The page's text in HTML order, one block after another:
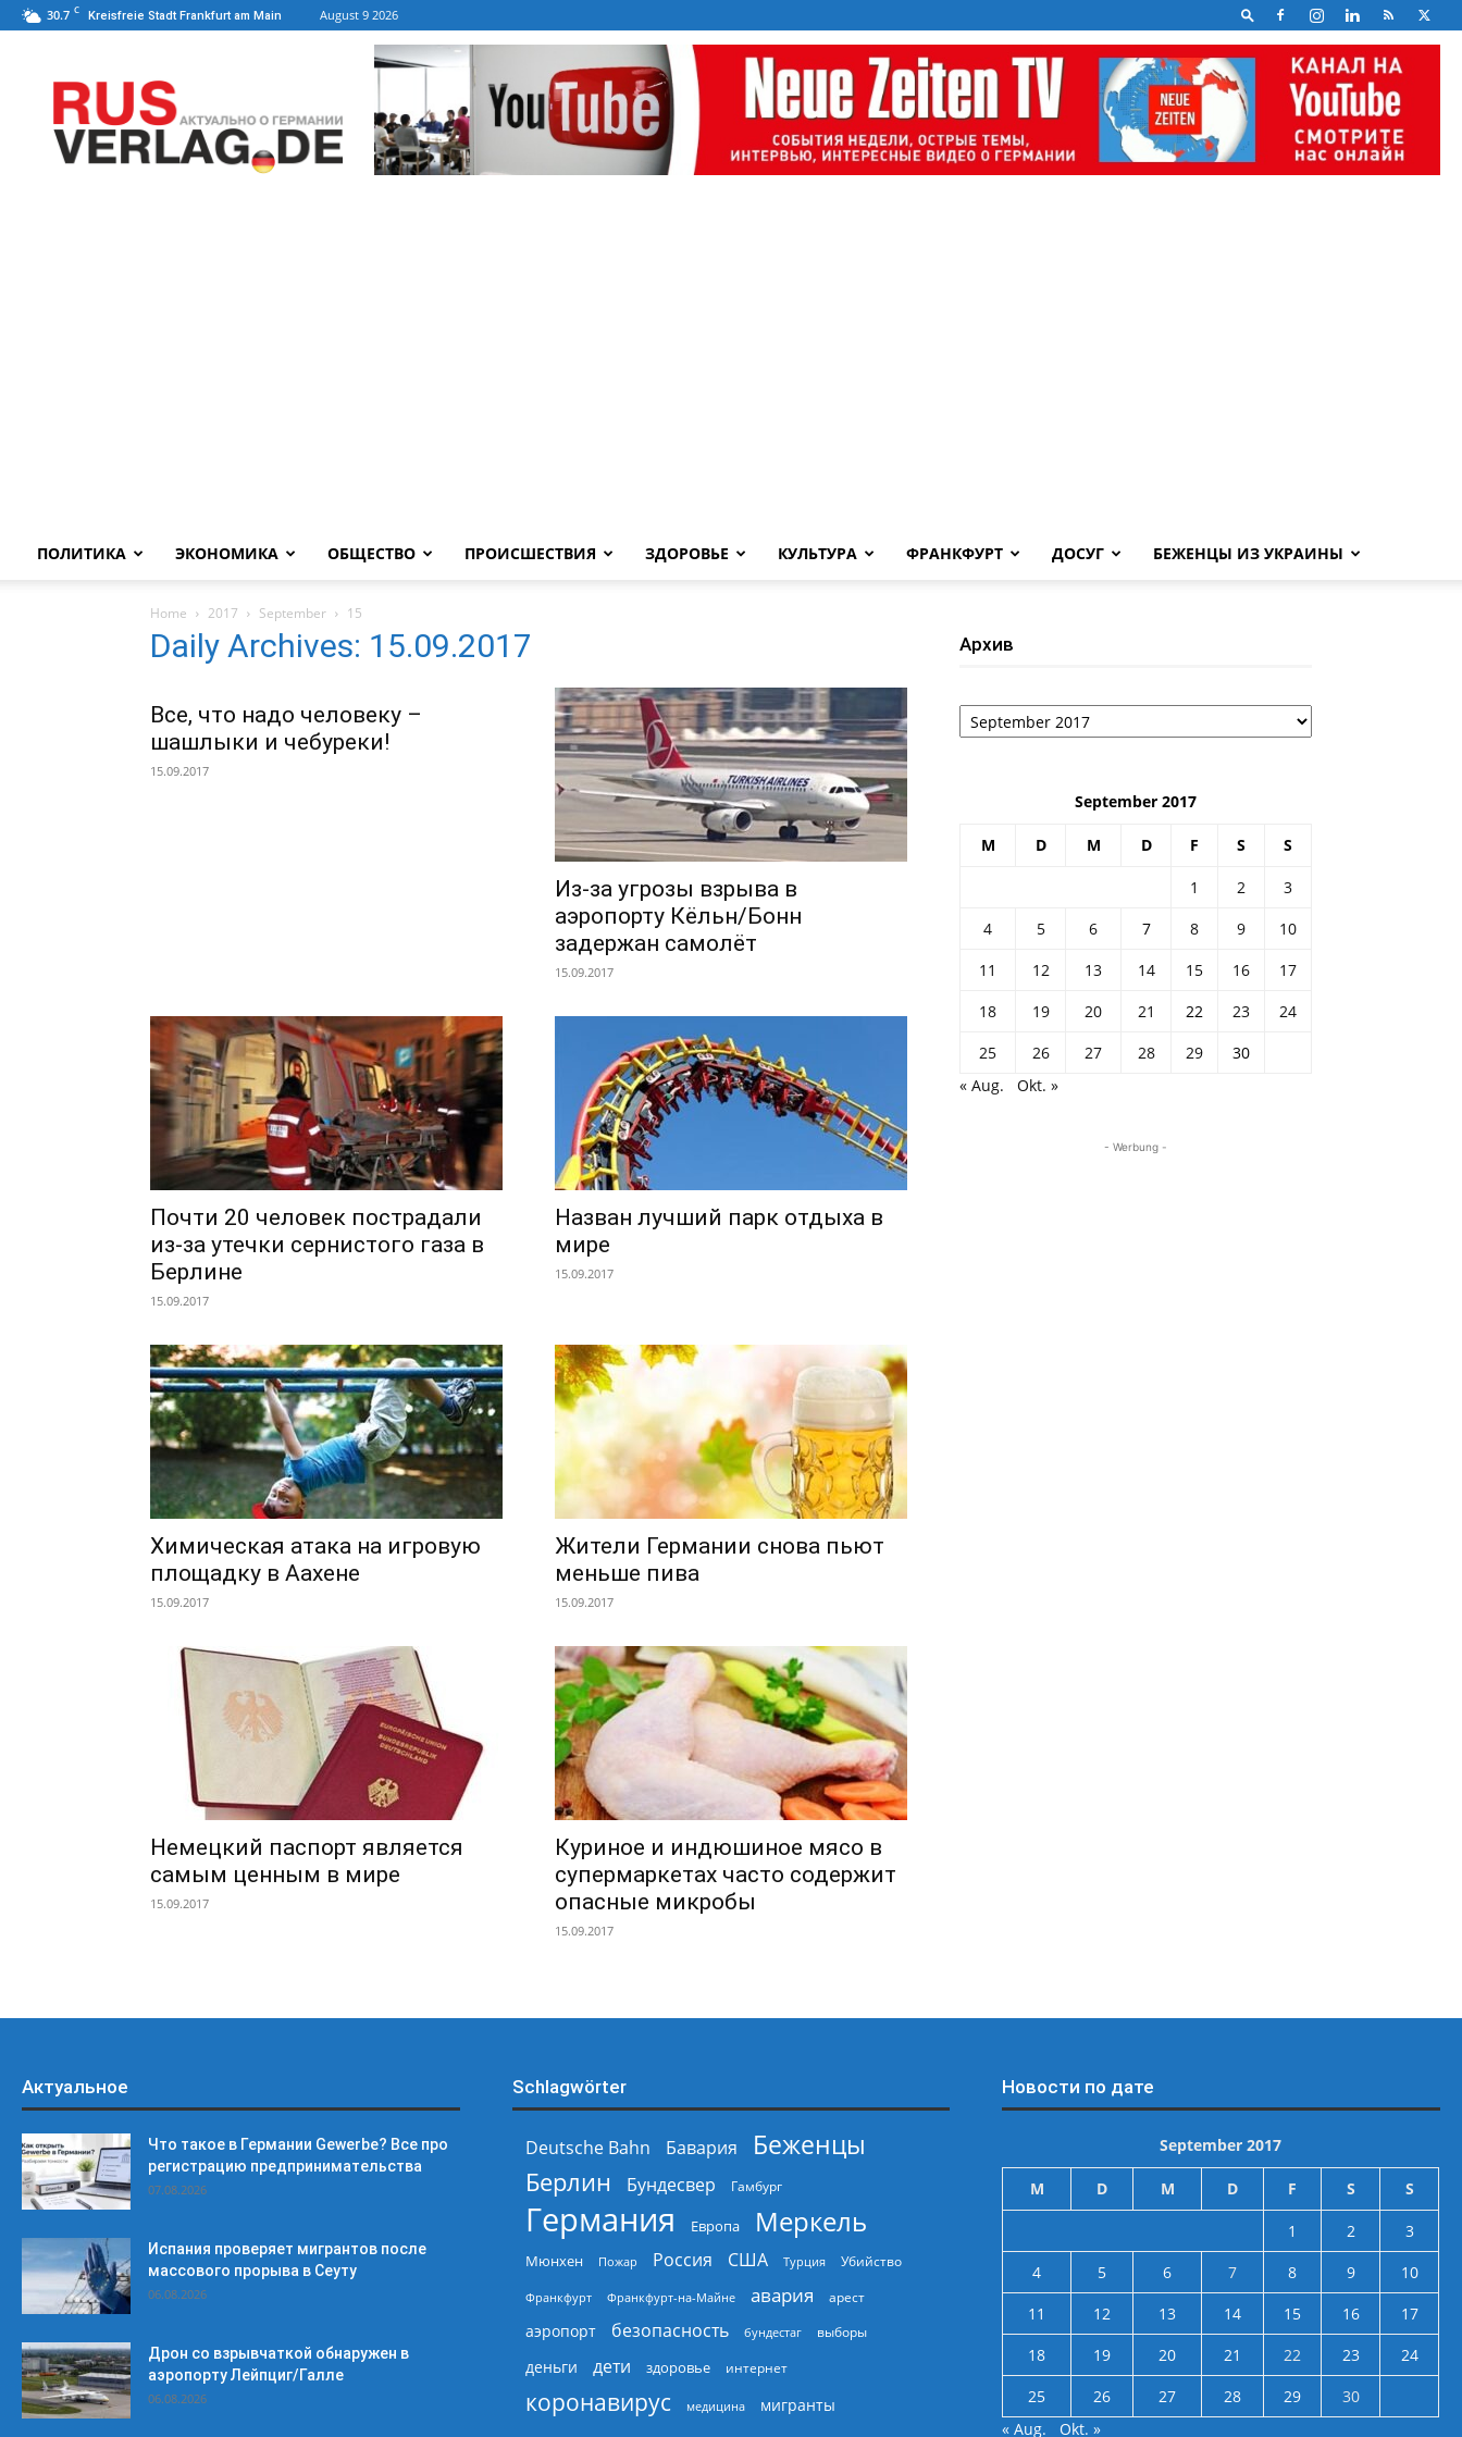
30.7 C Kreisfreie Stadt Frankfurt am Main August 9 2026
ПОЛИТИКА ЭКОНОМИКА ОБЩЕСТВО ПРОИСШЕСТВИЯ ЗДОРОВЬЕ КУЛЬТУРА ФРАНКФУРТ ДОСУГ БЕЖЕНЦЫ ИЗ УКРАИНЫ
Home 2017 September 15
Daily Archives: 15.09.2017
Все, что надо человеку –
шашлыки и чебуреки!
15.09.2017
Из-за угрозы взрыва в
аэропорту Кёльн/Бонн
задержан самолёт
15.09.2017
Почти 20 человек пострадали
из-за утечки сернистого газа в
Берлине
15.09.2017
Назван лучший парк отдыха в
мире
15.09.2017
Химическая атака на игровую
площадку в Аахене
15.09.2017
Жители Германии снова пьют
меньше пива
15.09.2017
Немецкий паспорт является
самым ценным в мире
15.09.2017
Куриное и индюшиное мясо в
супермаркетах часто содержит
опасные микробы
15.09.2017
Архив
Архив
September 2017
M D M D F S S
1 2
3
4
5 6 7 8 9
10
11
12 13 14 15 16
17
18
19 20 21 22 23
24
25
26 27 28 29
30
« Aug.
Okt. »
- Werbung -
Актуальное
Что такое в Германии Gewerbe? Все про
регистрацию предпринимательства
07.08.2026
Испания проверяет мигрантов после
массового прорыва в Сеуту
06.08.2026
Дрон со взрывчаткой обнаружен в
аэропорту Лейпциг/Галле
06.08.2026
Schlagwörter
Deutsche Bahn Бавария
Беженцы
Берлин
Бундесвер Гамбург
Германия Европа Меркель
Мюнхен Пожар Россия США Турция Убийство
Франкфурт Франкфурт-на-Майне авария арест
аэропорт безопасность бундестаг выборы
деньги дети здоровье интернет
коронавирус медицина
мигранты
Новости по дате
September 2017
M D M D F S S
1 2
3
4
5 6 7 8 9
10
11
12 13 14 15 16
17
18
19 20 21 22 23
24
25
26 27 28 29
30
« Aug.
Okt. »